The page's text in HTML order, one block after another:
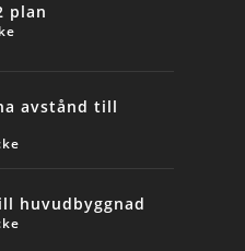
plan
avstånd till
huvudbyggnad